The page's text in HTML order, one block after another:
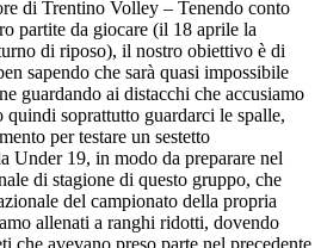
di Trentino Volley – Tenendo conto
partite da giocare (il 18 aprile la
di riposo), il nostro obiettivo è di
sapendo che sarà quasi impossibile
guardando ai distacchi che accusiamo
soprattutto guardarci le spalle,
per testare un sestetto
Under 19, in modo da preparare nel
di stagione di questo gruppo, che
del campionato della propria
allenati a ranghi ridotti, dovendo
che avevano preso parte nel precedente